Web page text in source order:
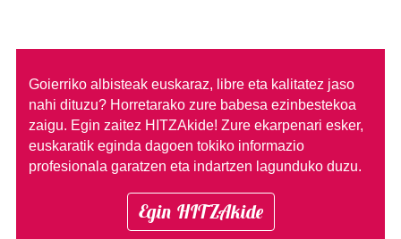
Goierriko albisteak euskaraz, libre eta kalitatez jaso
nahi dituzu? Horretarako zure babesa ezinbestekoa
zaigu. Egin zaitez HITZAkide! Zure ekarpenari esker,
euskaratik eginda dagoen tokiko informazio
profesionala garatzen eta indartzen lagunduko duzu.
Egin HITZAkide